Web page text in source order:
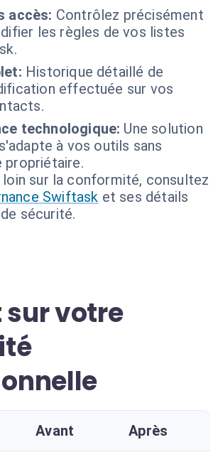
accès: Contrôlez précisément
les règles de vos listes
Historique détaillé de
effectuée sur vos
technologique: Une solution
à vos outils sans
propriétaire.
loin sur la conformité, consultez
Swiftask et ses détails
sécurité.
votre
Avant Après